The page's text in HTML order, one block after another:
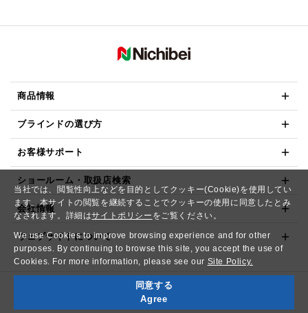
当社では、閲覧性向上などを目的としてクッキー(Cookie)を使用してい
ます。本サイトの閲覧を継続することでクッキーの使用に同意したとみ
なされます。詳細はサイトポリシー をご覧ください。
We use Cookies to improve browsing experience and for other
purposes. By continuing to browse this site, you accept the use of
Cookies. For more information, please see our Site Policy.
同意する
Agree
商品情報
ブラインドの選び方
お客様サポート
ショールーム・取扱店検索
会社情報
ウェブサイトについて
Copyright© NICHIBEI CO.,LTD. All Rights Reserved.